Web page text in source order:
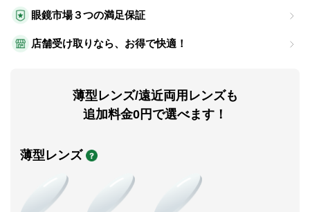
眼鏡市場３つの満足保証
店舗受け取りなら、お得で快適！
薄型レンズ/遠近両用レンズも
追加料金0円で選べます！
薄型レンズ